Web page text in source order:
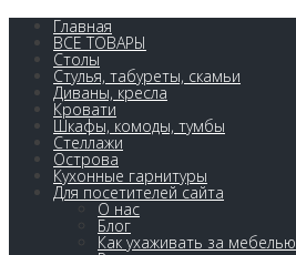
Главная
ВСЕ ТОВАРЫ
Столы
Стулья, табуреты, скамьи
Диваны, кресла
Кровати
Шкафы, комоды, тумбы
Стеллажи
Острова
Кухонные гарнитуры
Для посетителей сайта
О нас
Блог
Как ухаживать за мебелью